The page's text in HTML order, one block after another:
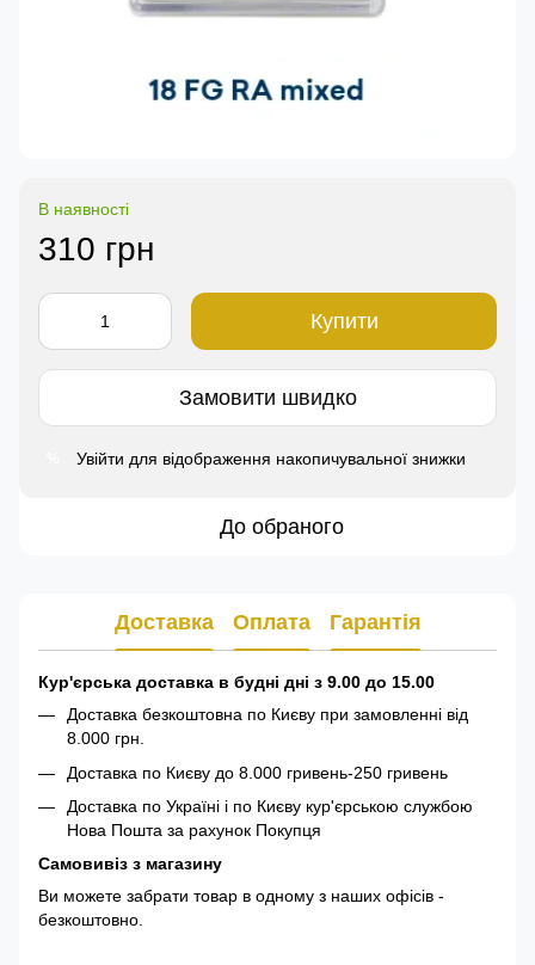
В наявності
310 грн
Купити
Замовити швидко
Увійти для відображення накопичувальної знижки
До обраного
Доставка Оплата Гарантія
Кур'єрська доставка в будні дні з 9.00 до 15.00
Доставка безкоштовна по Києву при замовленні від
8.000 грн.
Доставка по Києву до 8.000 гривень-250 гривень
Доставка по Україні і по Києву кур'єрською службою
Нова Пошта за рахунок Покупця
Самовивіз з магазину
Ви можете забрати товар в одному з наших офісів -
безкоштовно.